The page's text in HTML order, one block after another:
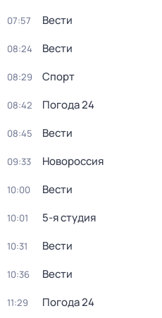
07:57 Вести
08:24 Вести
08:29 Спорт
08:42 Погода 24
08:45 Вести
09:33 Новороссия
10:00 Вести
10:01 5-я студия
10:31 Вести
10:36 Вести
11:29 Погода 24